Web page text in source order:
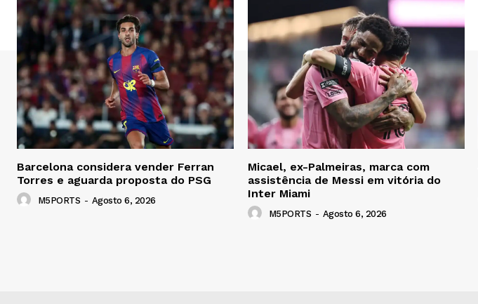
Barcelona considera vender Ferran
Torres e aguarda proposta do PSG
M5PORTS - Agosto 6, 2026
Micael, ex-Palmeiras, marca com
assistência de Messi em vitória do
Inter Miami
M5PORTS - Agosto 6, 2026